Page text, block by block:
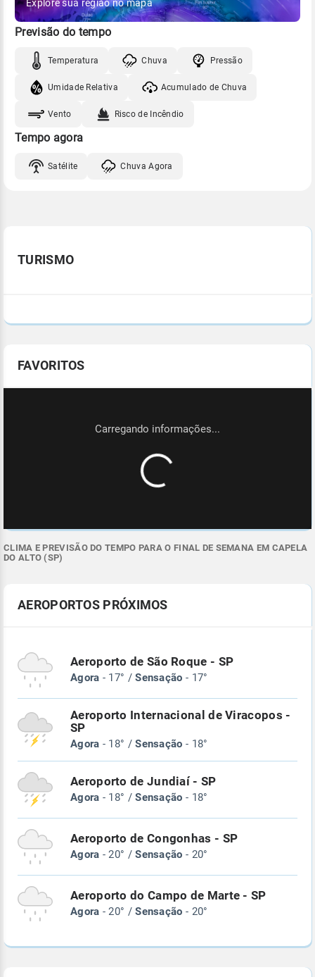
Explore sua região no mapa
Previsão do tempo
Temperatura Chuva Pressão
Umidade Relativa Acumulado de Chuva
Vento Risco de Incêndio
Tempo agora
Satélite Chuva Agora
TURISMO
FAVORITOS
CLIMA E PREVISÃO DO TEMPO PARA O FINAL DE SEMANA EM CAPELA
DO ALTO (SP)
AEROPORTOS PRÓXIMOS
Aeroporto de São Roque - SP
Agora - 17° /Sensação - 17°
Aeroporto Internacional de Viracopos -
SP
Agora - 18° /Sensação - 18°
Aeroporto de Jundiaí - SP
Agora - 18° /Sensação - 18°
Aeroporto de Congonhas - SP
Agora - 20° /Sensação - 20°
Aeroporto do Campo de Marte - SP
Agora - 20° /Sensação - 20°